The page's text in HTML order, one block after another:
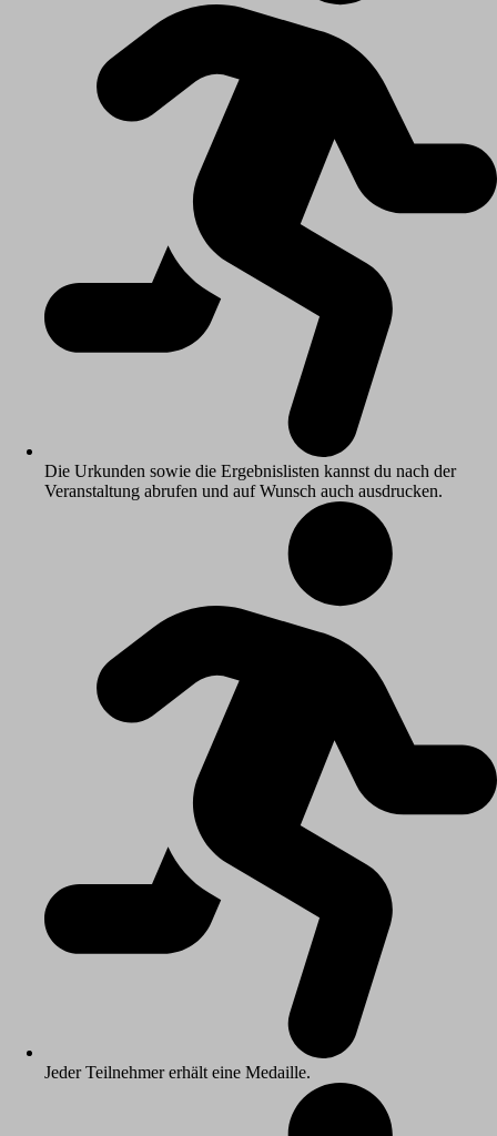
Die Urkunden sowie die Ergebnislisten kannst du nach der
Veranstaltung abrufen und auf Wunsch auch ausdrucken.
Jeder Teilnehmer erhält eine Medaille.